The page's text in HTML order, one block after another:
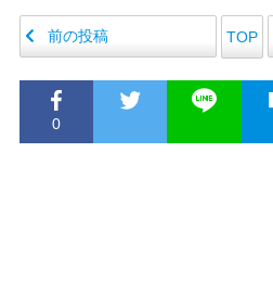
前の投稿 TOP
0